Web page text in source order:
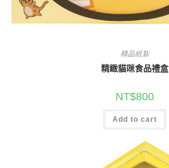
精品紙紮
精緻貓咪食品禮盒
NT$800
Add to cart